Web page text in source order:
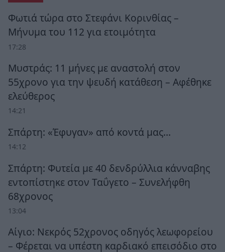
Φωτιά τώρα στο Στεφάνι Κορινθίας –
Μήνυμα του 112 για ετοιμότητα
17:28
Μυστράς: 11 μήνες με αναστολή στον
55χρονο για την ψευδή κατάθεση – Αφέθηκε
ελεύθερος
14:21
Σπάρτη: «Έφυγαν» από κοντά μας…
14:12
Σπάρτη: Φυτεία με 40 δενδρύλλια κάνναβης
εντοπίστηκε στον Ταΰγετο – Συνελήφθη
68χρονος
13:04
Αίγιο: Νεκρός 52χρονος οδηγός λεωφορείου
– Φέρεται να υπέστη καρδιακό επεισόδιο στο